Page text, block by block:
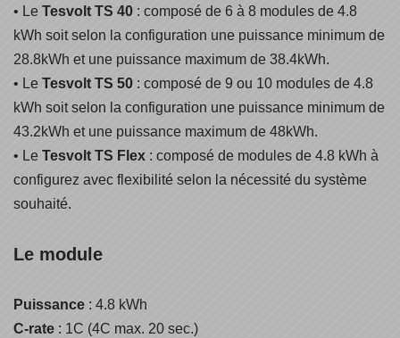
• Le Tesvolt TS 40 : composé de 6 à 8 modules de 4.8
kWh soit selon la configuration une puissance minimum de
28.8kWh et une puissance maximum de 38.4kWh.
• Le Tesvolt TS 50 : composé de 9 ou 10 modules de 4.8
kWh soit selon la configuration une puissance minimum de
43.2kWh et une puissance maximum de 48kWh.
• Le Tesvolt TS Flex : composé de modules de 4.8 kWh à
configurez avec flexibilité selon la nécessité du système
souhaité.
Le module
Puissance : 4.8 kWh
C-rate : 1C (4C max. 20 sec.)